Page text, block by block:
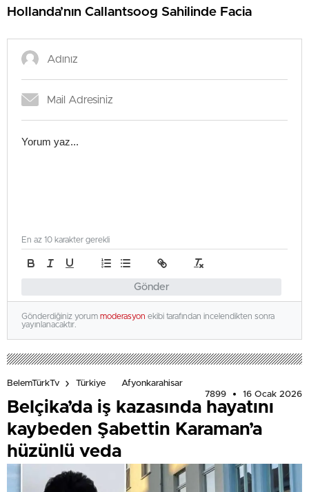
Hollanda’nın Callantsoog Sahilinde Facia
Gönder
En az 10 karakter gerekli
Gönderdiğiniz yorum moderasyon ekibi tarafından incelendikten sonra
yayınlanacaktır.
BelemTürkTv Türkiye
Afyonkarahisar
7899
16 Ocak 2026
Belçika’da iş kazasında hayatını
kaybeden Şabettin Karaman’a
hüzünlü veda